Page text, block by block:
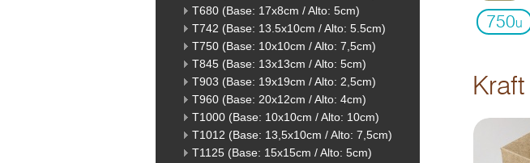
T680 (Base: 17x8cm / Alto: 5cm)
T742 (Base: 13.5x10cm / Alto: 5.5cm)
T750 (Base: 10x10cm / Alto: 7,5cm)
T845 (Base: 13x13cm / Alto: 5cm)
T903 (Base: 19x19cm / Alto: 2,5cm)
T960 (Base: 20x12cm / Alto: 4cm)
T1000 (Base: 10x10cm / Alto: 10cm)
T1012 (Base: 13,5x10cm / Alto: 7,5cm)
T1125 (Base: 15x15cm / Alto: 5cm)
750u